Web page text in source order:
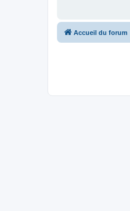
Accueil du forum